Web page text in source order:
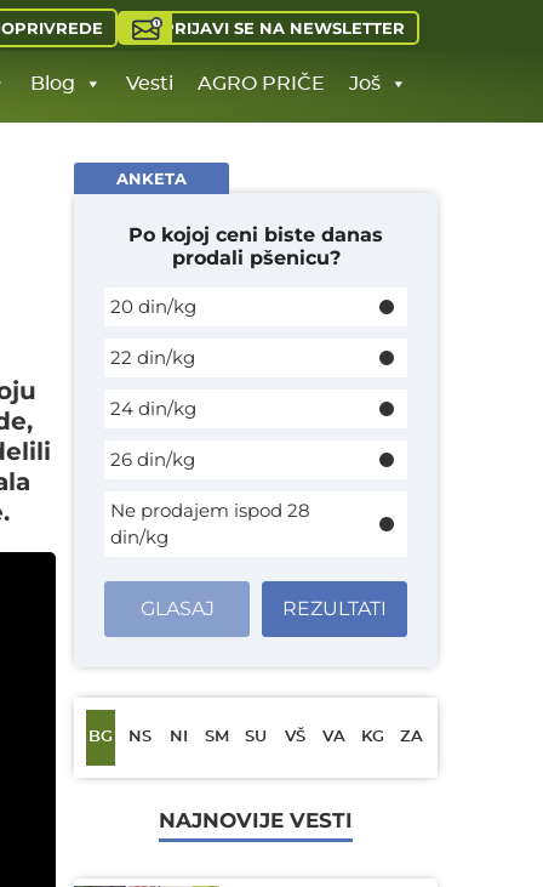
PRIJAVI SE NA NEWSLETTER
Blog Vesti AGRO PRIČE Još
ANKETA
Po kojoj ceni biste danas
prodali pšenicu?
20 din/kg
22 din/kg
24 din/kg
26 din/kg
Ne prodajem ispod 28
din/kg
GLASAJ REZULTATI
BG NS NI SM SU VŠ VA KG ZA
NAJNOVIJE VESTI